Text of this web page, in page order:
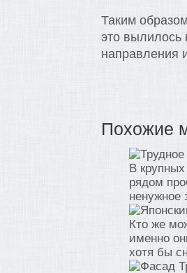
Таким
это вылилось
направления
Похожие
В
рядом
ненужное
Кто же
именно
хотя бы